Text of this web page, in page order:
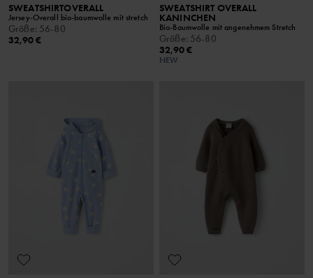
SWEATSHIRTOVERALL
Jersey-Overall bio-baumwolle mit stretch
Größe: 56-80
32,90 €
SWEATSHIRT OVERALL
KANINCHEN
Bio-Baumwolle mit angenehmem Stretch
Größe: 56-80
32,90 €
NEW